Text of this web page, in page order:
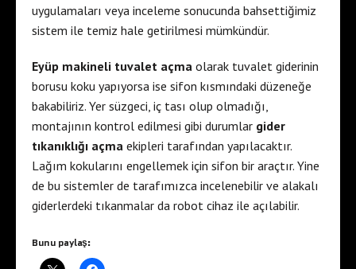
uygulamaları veya inceleme sonucunda bahsettiğimiz
sistem ile temiz hale getirilmesi mümkündür.
Eyüp makineli tuvalet açma olarak tuvalet giderinin
borusu koku yapıyorsa ise sifon kısmındaki düzeneğe
bakabiliriz. Yer süzgeci, iç tası olup olmadığı,
montajının kontrol edilmesi gibi durumlar gider
tıkanıklığı açma ekipleri tarafından yapılacaktır.
Lağım kokularını engellemek için sifon bir araçtır. Yine
de bu sistemler de tarafımızca incelenebilir ve alakalı
giderlerdeki tıkanmalar da robot cihaz ile açılabilir.
Bunu paylaş: